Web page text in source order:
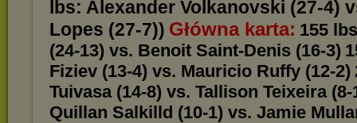
lbs: Alexander Volkanovski (27-4)
Lopes (27-7)) Główna karta: 155
(24-13) vs. Benoit Saint-Denis (16-3)
Fiziev (13-4) vs. Mauricio Ruffy (12-2)
Tuivasa (14-8) vs. Tallison Teixeira (8-
Quillan Salkilld (10-1) vs. Jamie